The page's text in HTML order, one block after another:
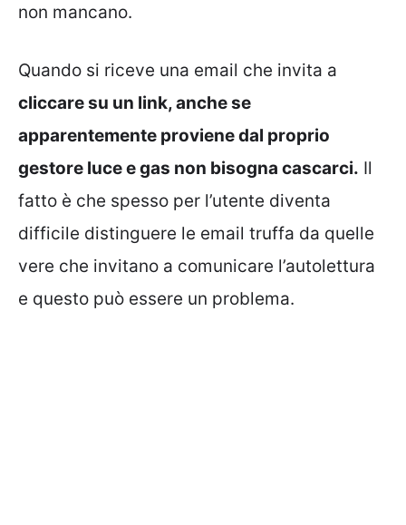
non mancano.
Quando si riceve una email che invita a
cliccare su un link, anche se
apparentemente proviene dal proprio
gestore luce e gas non bisogna cascarci. Il
fatto è che spesso per l’utente diventa
difficile distinguere le email truffa da quelle
vere che invitano a comunicare l’autolettura
e questo può essere un problema.